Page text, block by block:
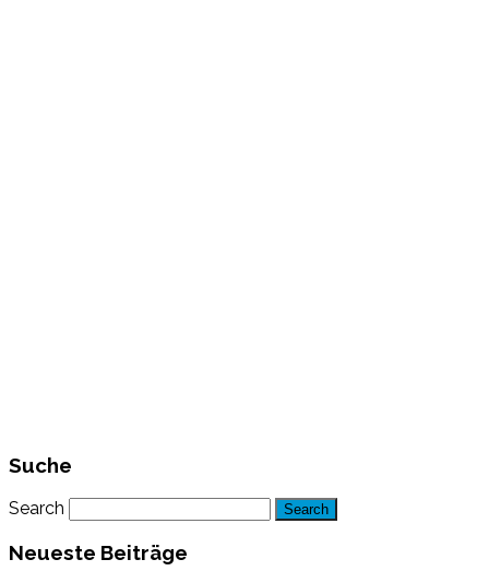
Suche
Search
Neueste Beiträge